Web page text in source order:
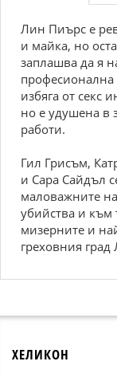
Лин Пиърс е
и майка, но
заплашва да я
професионална
избяга от секс
но е удушена в
работи.
Гил Грисъм,
и Сара Сайдъл
маловажните
убийства и към
мизерните и
греховния град
ХЕЛИКОН